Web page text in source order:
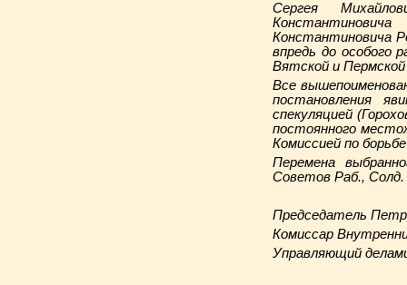
Сергея
Константиновича
впредь до особого
Вятской и Пермской
Все
постановления
спекуляцией
постоянного
Комиссией по
Перемена
Советов Раб.,
Председатель
Комиссар
Управляющий